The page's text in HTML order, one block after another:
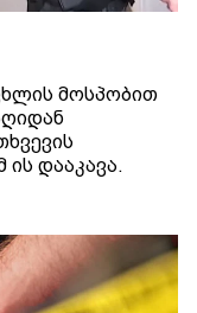
მოსპობით
დააკავა.